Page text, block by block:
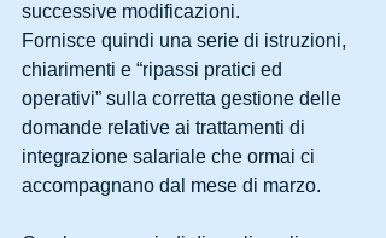
successive modificazioni.
Fornisce quindi una serie di istruzioni,
chiarimenti e “ripassi pratici ed
operativi” sulla corretta gestione delle
domande relative ai trattamenti di
integrazione salariale che ormai ci
accompagnano dal mese di marzo.